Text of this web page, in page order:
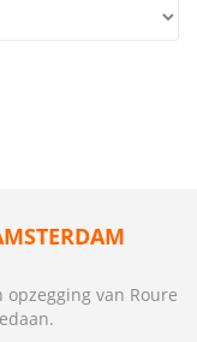
opzegging van Roure